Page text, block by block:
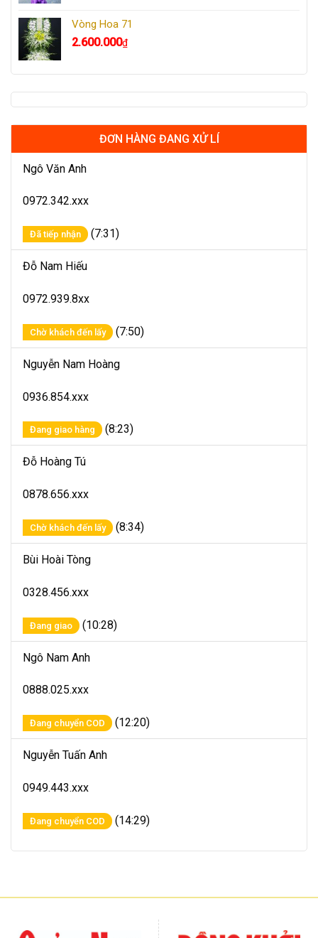
Vòng Hoa 71
2.600.000₫
ĐƠN HÀNG ĐANG XỬ LÍ
Ngô Văn Anh
0972.342.xxx
Đã tiếp nhận (7:31)
Đỗ Nam Hiếu
0972.939.8xx
Chờ khách đến lấy (7:50)
Nguyễn Nam Hoàng
0936.854.xxx
Đang giao hàng (8:23)
Đỗ Hoàng Tú
0878.656.xxx
Chờ khách đến lấy (8:34)
Bùi Hoài Tòng
0328.456.xxx
Đang giao (10:28)
Ngô Nam Anh
0888.025.xxx
Đang chuyển COD (12:20)
Nguyễn Tuấn Anh
0949.443.xxx
Đang chuyển COD (14:29)